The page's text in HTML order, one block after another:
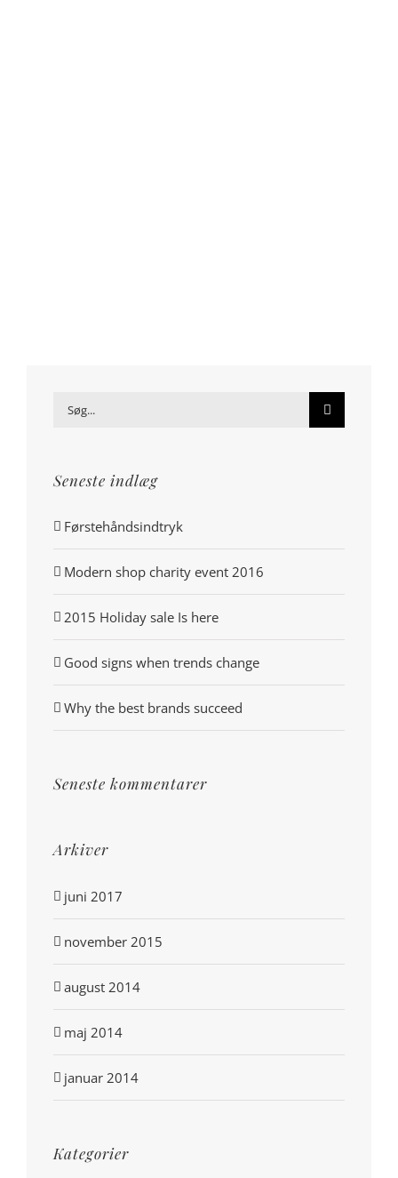
Søg
Seneste indlæg
Førstehåndsindtryk
Modern shop charity event 2016
2015 Holiday sale Is here
Good signs when trends change
Why the best brands succeed
Seneste kommentarer
Arkiver
juni 2017
november 2015
august 2014
maj 2014
januar 2014
Kategorier